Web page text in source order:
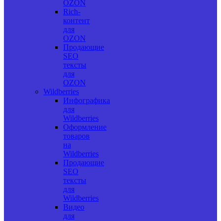
OZON
Rich-
контент
для
OZON
Продающие
SEO
тексты
для
OZON
Wildberries
Инфографика
для
Wildberries
Оформление
товаров
на
Wildberries
Продающие
SEO
тексты
для
Wildberries
Видео
для